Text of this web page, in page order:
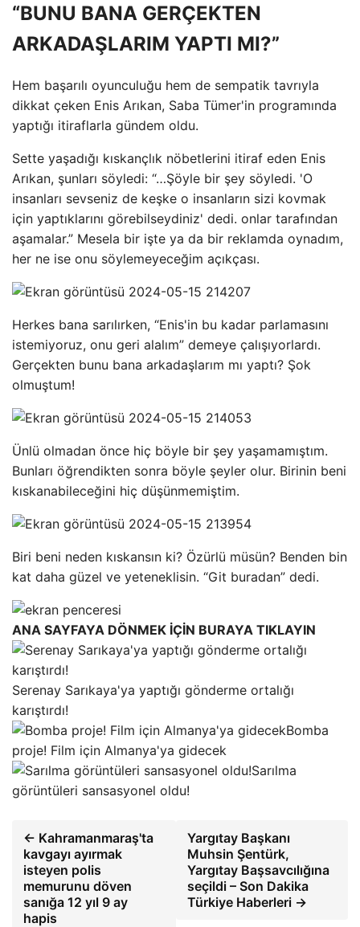
“BUNU BANA GERÇEKTEN
ARKADAŞLARIM YAPTI MI?”
Hem başarılı oyunculuğu hem de sempatik tavrıyla
dikkat çeken Enis Arıkan, Saba Tümer'in programında
yaptığı itiraflarla gündem oldu.
Sette yaşadığı kıskançlık nöbetlerini itiraf eden Enis
Arıkan, şunları söyledi: “…Şöyle bir şey söyledi. 'O
insanları sevseniz de keşke o insanların sizi kovmak
için yaptıklarını görebilseydiniz' dedi. onlar tarafından
aşamalar.” Mesela bir işte ya da bir reklamda oynadım,
her ne ise onu söylemeyeceğim açıkçası.
Herkes bana sarılırken, “Enis'in bu kadar parlamasını
istemiyoruz, onu geri alalım” demeye çalışıyorlardı.
Gerçekten bunu bana arkadaşlarım mı yaptı? Şok
olmuştum!
Ünlü olmadan önce hiç böyle bir şey yaşamamıştım.
Bunları öğrendikten sonra böyle şeyler olur. Birinin beni
kıskanabileceğini hiç düşünmemiştim.
Biri beni neden kıskansın ki? Özürlü müsün? Benden bin
kat daha güzel ve yeteneklisin. “Git buradan” dedi.
ANA SAYFAYA DÖNMEK İÇİN BURAYA TIKLAYIN
Serenay Sarıkaya'ya yaptığı gönderme ortalığı
karıştırdı!
Bomba
proje! Film için Almanya'ya gidecek
Sarılma
görüntüleri sansasyonel oldu!
← Kahramanmaraş'ta
kavgayı ayırmak
isteyen polis
memurunu döven
sanığa 12 yıl 9 ay
hapis
Yargıtay Başkanı
Muhsin Şentürk,
Yargıtay Başsavcılığına
seçildi – Son Dakika
Türkiye Haberleri →